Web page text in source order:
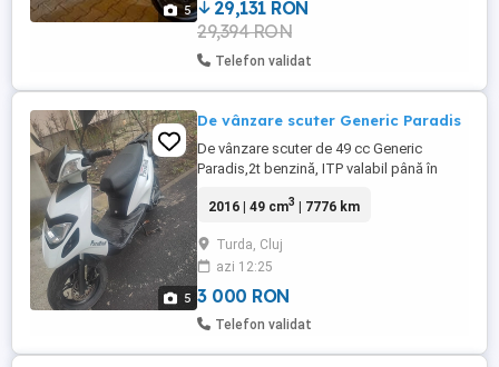
5
29,131 RON
29,394 RON
Telefon validat
5
De vânzare scuter Generic Paradis
De vânzare scuter de 49 cc Generic
Paradis,2t benzină, ITP valabil până în
2016 | 49 cm3 | 7776 km
Turda, Cluj
azi 12:25
3 000 RON
Telefon validat